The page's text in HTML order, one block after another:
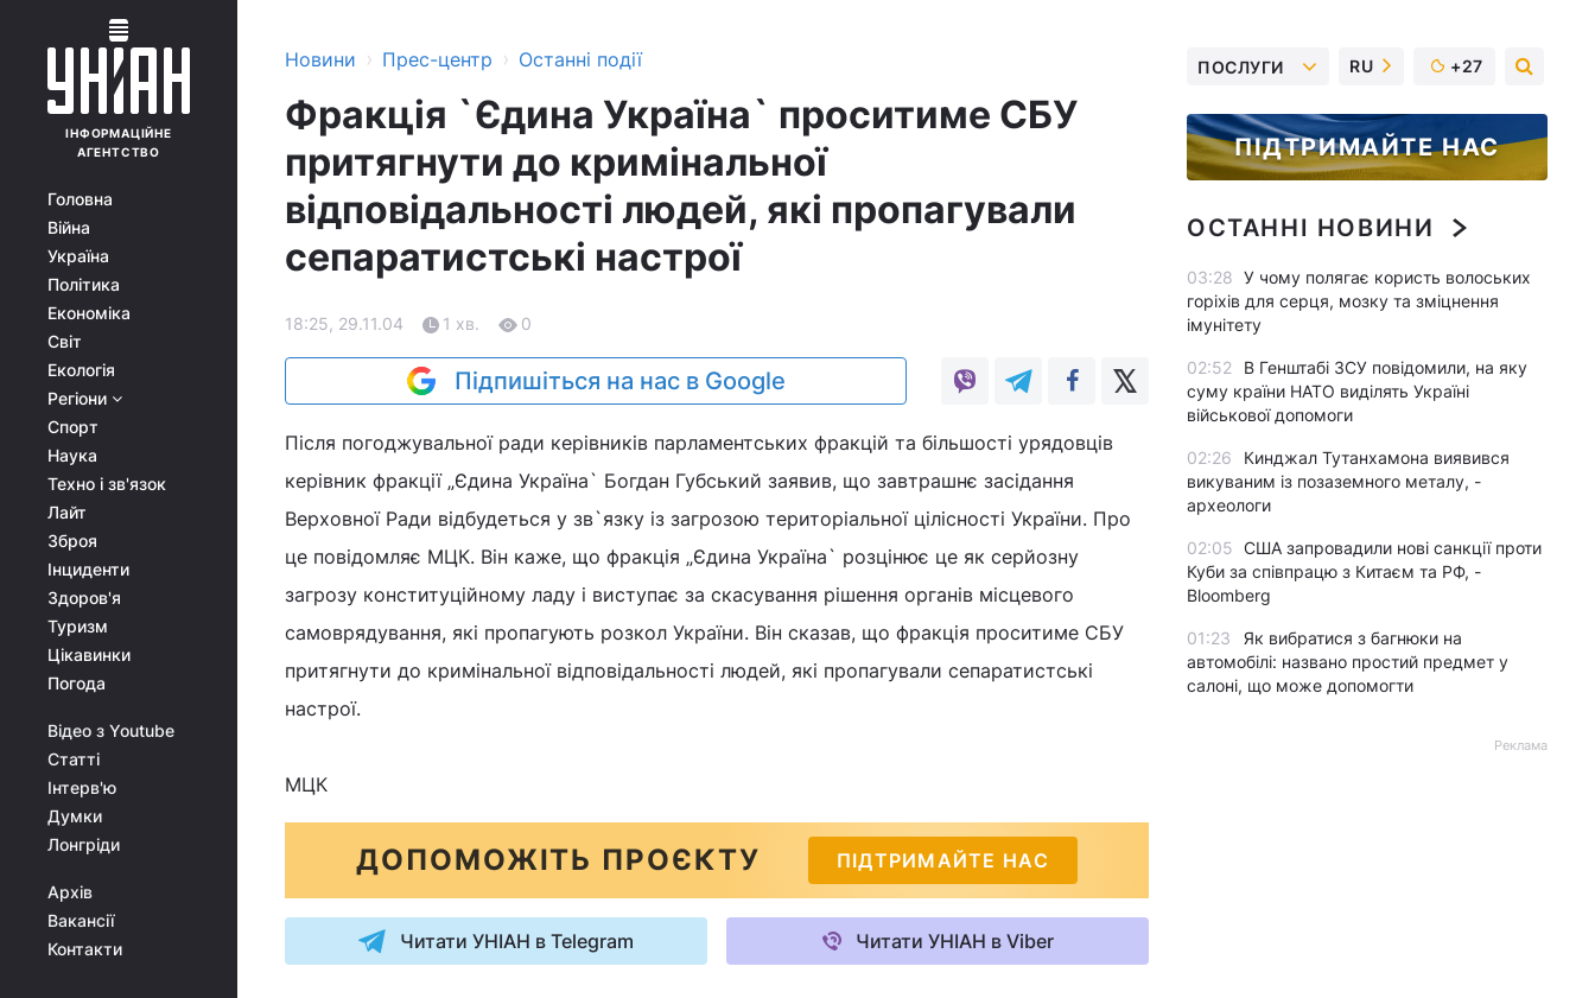
ІНФОРМАЦІЙНЕ
АГЕНТСТВО
Головна
Війна
Україна
Політика
Економіка
Світ
Екологія
Регіони
Спорт
Наука
Техно і зв'язок
Лайт
Зброя
Інциденти
Здоров'я
Туризм
Цікавинки
Погода
Відео з Youtube
Статті
Інтерв'ю
Думки
Лонгріди
Архів
Вакансії
Контакти
Новини › Прес-центр › Останні події
Фракція `Єдина Україна` проситиме СБУ
притягнути до кримінальної
відповідальності людей, які пропагували
сепаратистські настрої
18:25, 29.11.04 1 хв. 0
Підпишіться на нас в Google
Після погоджувальної ради керівників парламентських фракцій та більшості урядовців
керівник фракції „Єдина Україна` Богдан Губський заявив, що завтрашнє засідання
Верховної Ради відбудеться у зв`язку із загрозою територіальної цілісності України. Про
це повідомляє МЦК. Він каже, що фракція „Єдина Україна` розцінює це як серйозну
загрозу конституційному ладу і виступає за скасування рішення органів місцевого
самоврядування, які пропагують розкол України. Він сказав, що фракція проситиме СБУ
притягнути до кримінальної відповідальності людей, які пропагували сепаратистські
настрої.
МЦК
ДОПОМОЖІТЬ ПРОЄКТУ ПІДТРИМАЙТЕ НАС
Читати УНІАН в Telegram Читати УНІАН в Viber
ПОСЛУГИ RU +27
ПІДТРИМАЙТЕ НАС
ОСТАННІ НОВИНИ
03:28 У чому полягає користь волоських
горіхів для серця, мозку та зміцнення
імунітету
02:52
В Генштабі ЗСУ повідомили, на яку
суму країни НАТО виділять Україні
військової допомоги
02:26
Кинджал Тутанхамона виявився
викуваним із позаземного металу, -
археологи
02:05 США запровадили нові санкції проти
Куби за співпрацю з Китаєм та РФ, -
Bloomberg
01:23
Як вибратися з багнюки на
автомобілі: названо простий предмет у
салоні, що може допомогти
Реклама